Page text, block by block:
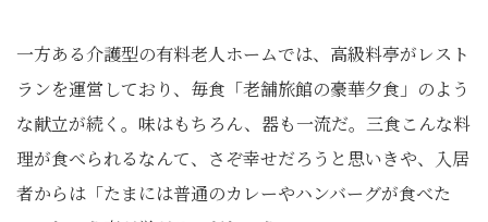
一方ある介護型の有料老人ホームでは、高級料亭がレスト
ランを運営しており、毎食「老舗旅館の豪華夕食」のよう
な献立が続く。味はもちろん、器も一流だ。三食こんな料
理が食べられるなんて、さぞ幸せだろうと思いきや、入居
者からは「たまには普通のカレーやハンバーグが食べた